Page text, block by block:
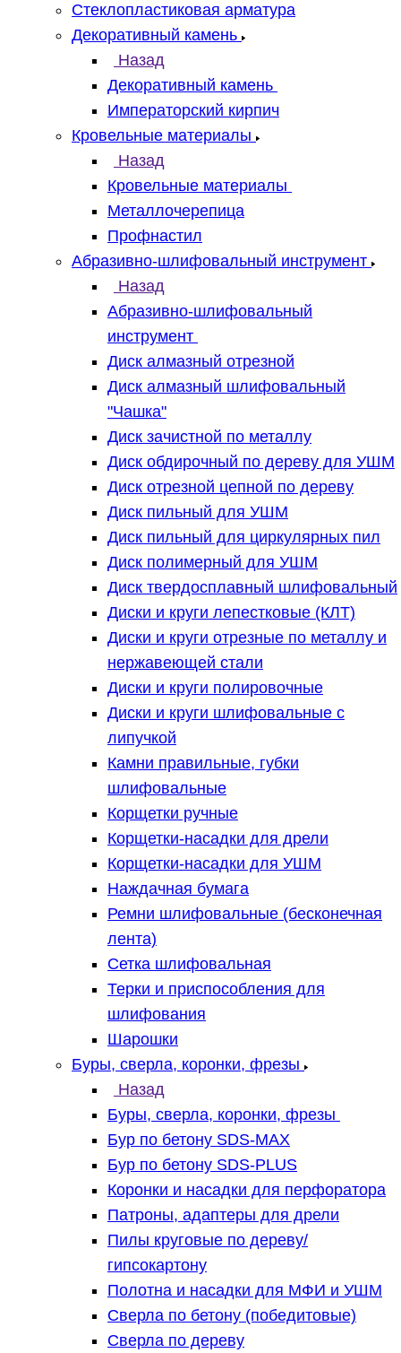
Стеклопластиковая арматура
Декоративный камень
Назад
Декоративный камень
Императорский кирпич
Кровельные материалы
Назад
Кровельные материалы
Металлочерепица
Профнастил
Абразивно-шлифовальный инструмент
Назад
Абразивно-шлифовальный
инструмент
Диск алмазный отрезной
Диск алмазный шлифовальный
"Чашка"
Диск зачистной по металлу
Диск обдирочный по дереву для УШМ
Диск отрезной цепной по дереву
Диск пильный для УШМ
Диск пильный для циркулярных пил
Диск полимерный для УШМ
Диск твердосплавный шлифовальный
Диски и круги лепестковые (КЛТ)
Диски и круги отрезные по металлу и
нержавеющей стали
Диски и круги полировочные
Диски и круги шлифовальные с
липучкой
Камни правильные, губки
шлифовальные
Корщетки ручные
Корщетки-насадки для дрели
Корщетки-насадки для УШМ
Наждачная бумага
Ремни шлифовальные (бесконечная
лента)
Сетка шлифовальная
Терки и приспособления для
шлифования
Шарошки
Буры, сверла, коронки, фрезы
Назад
Буры, сверла, коронки, фрезы
Бур по бетону SDS-MAX
Бур по бетону SDS-PLUS
Коронки и насадки для перфоратора
Патроны, адаптеры для дрели
Пилы круговые по дереву/
гипсокартону
Полотна и насадки для МФИ и УШМ
Сверла по бетону (победитовые)
Сверла по дереву